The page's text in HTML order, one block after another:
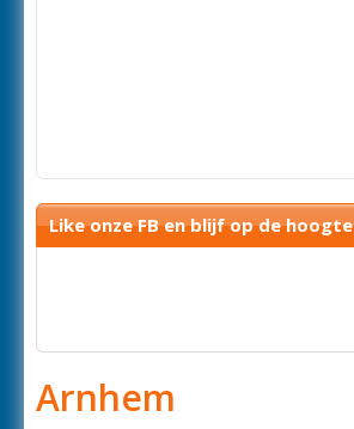
Like onze FB en blijf op de hoogte
Arnhem